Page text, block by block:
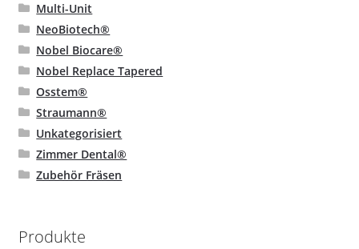
Multi-Unit
NeoBiotech®
Nobel Biocare®
Nobel Replace Tapered
Osstem®
Straumann®
Unkategorisiert
Zimmer Dental®
Zubehör Fräsen
Produkte